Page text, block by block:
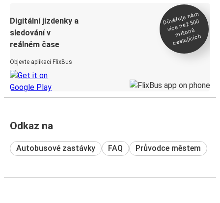
Digitální jízdenky a
sledování v
reálném čase
Objevte aplikaci FlixBus
Důvěřuje ná
m
více než 500
milionů
cestujících
Odkaz na
Autobusové zastávky FAQ Průvodce městem